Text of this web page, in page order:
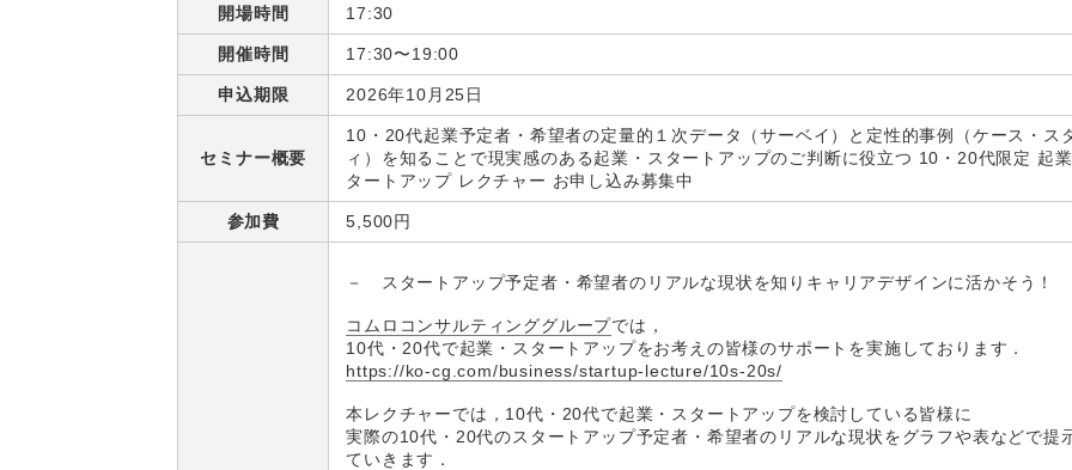
開場時間 17:30
開催時間 17:30〜19:00
申込期限 2026年10月25日
セミナー概要
10・20代起業予定者・希望者の定量的１次データ（サーベイ）と定性的事例（ケース・ス
ィ）を知ることで現実感のある起業・スタートアップのご判断に役立つ 10・20代限定 起
タートアップ レクチャー お申し込み募集中
参加費 5,500円
－ スタートアップ予定者・希望者のリアルな現状を知りキャリアデザインに活かそう！
コムロコンサルティンググループでは，
10代・20代で起業・スタートアップをお考えの皆様のサポートを実施しております．
https://ko-cg.com/business/startup-lecture/10s-20s/
本レクチャーでは，10代・20代で起業・スタートアップを検討している皆様に
実際の10代・20代のスタートアップ予定者・希望者のリアルな現状をグラフや表などで提
ていきます．